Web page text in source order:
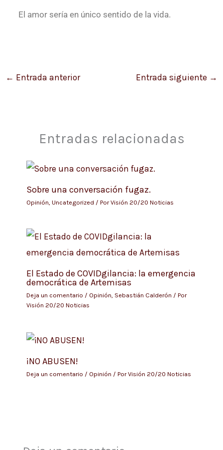
El amor sería en único sentido de la vida.
← Entrada anterior Entrada siguiente →
Entradas relacionadas
Sobre una conversación fugaz.
Opinión Uncategorized / PorVisión 20/20 Noticias
El Estado de COVIDgilancia: la emergencia
democrática de Artemisas
Deja un comentario / Opinión Sebastián Calderón / Por
Visión 20/20 Noticias
¡NO ABUSEN!
Deja un comentario / Opinión / PorVisión 20/20 Noticias